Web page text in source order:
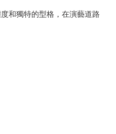
和獨特的型格，在演藝道路